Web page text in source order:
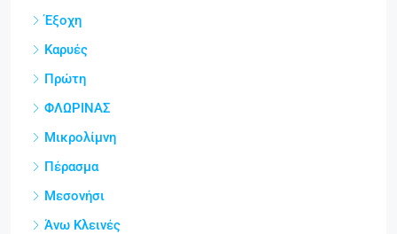
Έξοχη
Καρυές
Πρώτη
ΦΛΩΡΙΝΑΣ
Μικρολίμνη
Πέρασμα
Μεσονήσι
Άνω Κλεινές